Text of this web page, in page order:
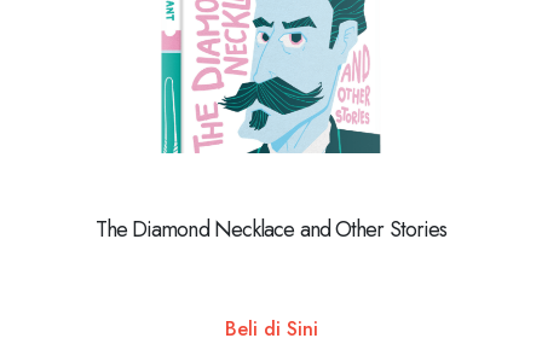
The Diamond Necklace and Other Stories
Beli di Sini